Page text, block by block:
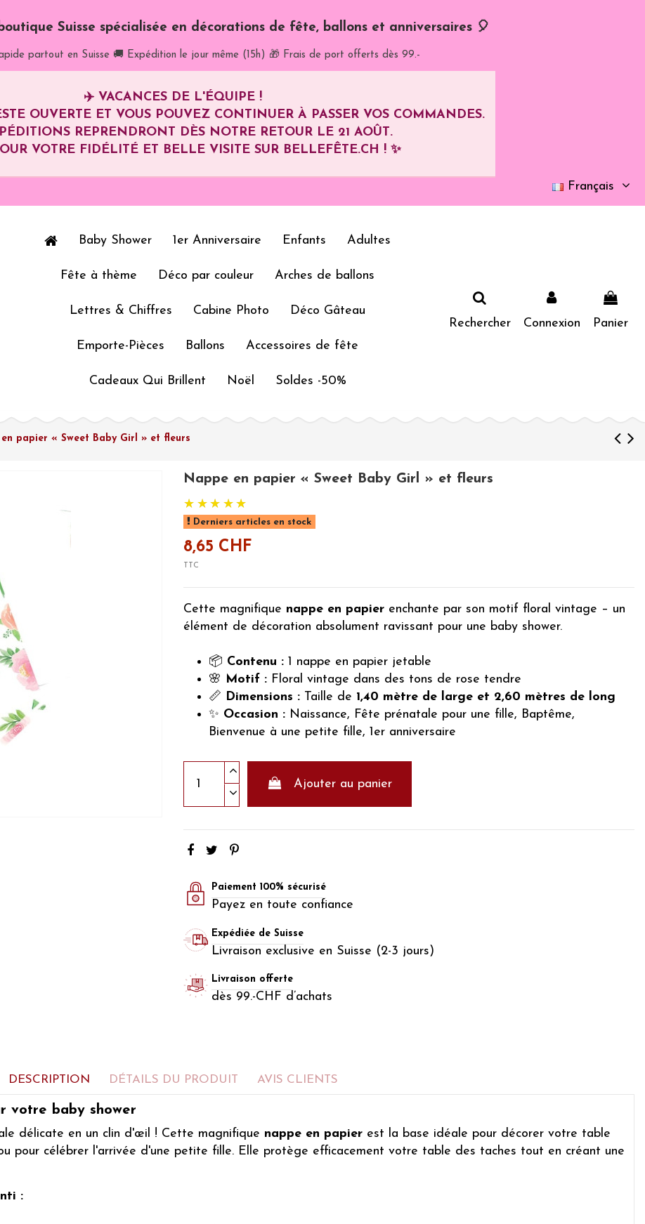
Suisse spécialisée en décorations de fête, ballons et anniversaires 🎈
partout en Suisse 🚚 Expédition le jour même (15h) 🎁 Frais de port offerts dès 99.-
✈️ VACANCES DE L'ÉQUIPE !
OUVERTE ET VOUS POUVEZ CONTINUER À PASSER VOS COMMANDES.
REPRENDRONT DÈS NOTRE RETOUR LE 21 AOÛT.
VOTRE FIDÉLITÉ ET BELLE VISITE SUR BELLEFÊTE.CH ! ✨
Français
Baby Shower 1er Anniversaire Enfants Adultes
Fête à thème Déco par couleur Arches de ballons
Lettres & Chiffres Cabine Photo Déco Gâteau
Emporte-Pièces Ballons Accessoires de fête
Cadeaux Qui Brillent Noël Soldes -50%
Rechercher Connexion Panier
papier « Sweet Baby Girl » et fleurs
Nappe en papier « Sweet Baby Girl » et fleurs
Derniers articles en stock
8,65 CHF
TTC
Cette magnifique nappe en papier enchante par son motif floral vintage – un
élément de décoration absolument ravissant pour une baby shower.
📦 Contenu : 1 nappe en papier jetable
🌸 Motif : Floral vintage dans des tons de rose tendre
📏 Dimensions : Taille de 1,40 mètre de large et 2,60 mètres de long
✨ Occasion : Naissance, Fête prénatale pour une fille, Baptême,
Bienvenue à une petite fille, 1er anniversaire
Ajouter au panier
Paiement 100% sécurisé
Payez en toute confiance
Expédiée de Suisse
Livraison exclusive en Suisse (2-3 jours)
Livraison offerte
dès 99.-CHF d’achats
DESCRIPTION DÉTAILS DU PRODUIT AVIS CLIENTS
votre baby shower
délicate en un clin d'œil ! Cette magnifique nappe en papier est la base idéale pour décorer votre table
pour célébrer l'arrivée d'une petite fille. Elle protège efficacement votre table des taches tout en créant une
: